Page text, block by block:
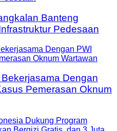
Banteng
Pedesaan
Dengan
Pemerasan Oknum